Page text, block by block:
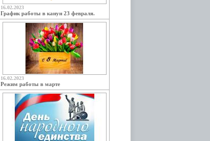
16.02.2023
График работы в канун 23 февраля.
16.02.2023
Режим работы в марте